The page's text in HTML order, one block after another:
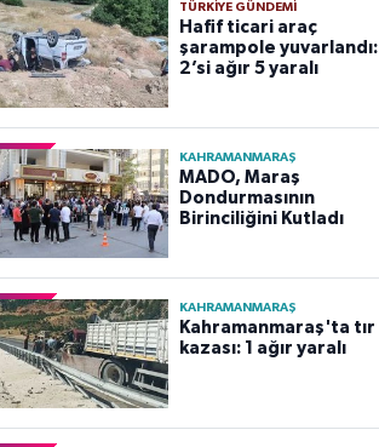
TÜRKIYE GÜNDEMI
Hafif ticari araç
şarampole yuvarlandı:
2’si ağır 5 yaralı
KAHRAMANMARAŞ
MADO, Maraş
Dondurmasının
Birinciliğini Kutladı
KAHRAMANMARAŞ
Kahramanmaraş'ta tır
kazası: 1 ağır yaralı